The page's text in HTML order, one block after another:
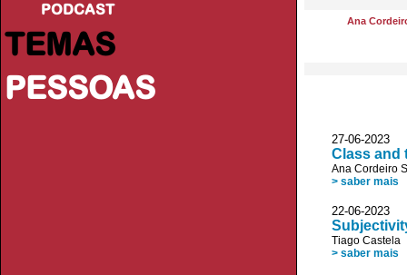
PODCAST
TEMAS
PESSOAS
Ana
27-06-
Class and
Ana Cordeiro
> saber mais
22-06-
Tiago Castela
> saber mais